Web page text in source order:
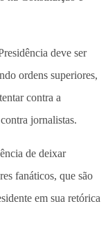
deve ser
ordens superiores,
contra a
jornalistas.
de deixar
fanáticos, que são
em sua retórica